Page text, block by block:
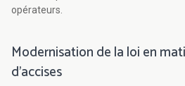
opérateurs.
Modernisation de la loi en
d’accises